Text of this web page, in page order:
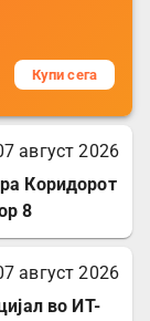
Купи сега
август 2026
Коридорот
8
август 2026
во ИТ-